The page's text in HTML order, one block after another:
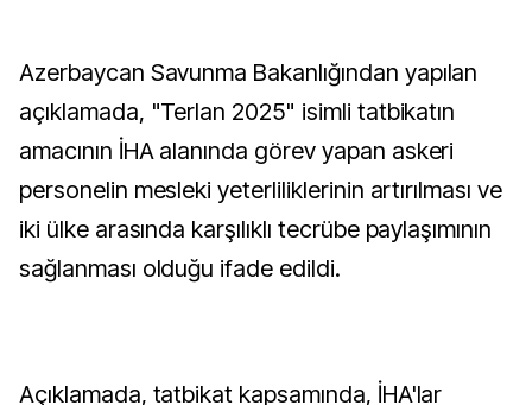
Azerbaycan Savunma Bakanlığından yapılan
açıklamada, "Terlan 2025" isimli tatbikatın
amacının İHA alanında görev yapan askeri
personelin mesleki yeterliliklerinin artırılması ve
iki ülke arasında karşılıklı tecrübe paylaşımının
sağlanması olduğu ifade edildi.
Açıklamada, tatbikat kapsamında, İHA'lar